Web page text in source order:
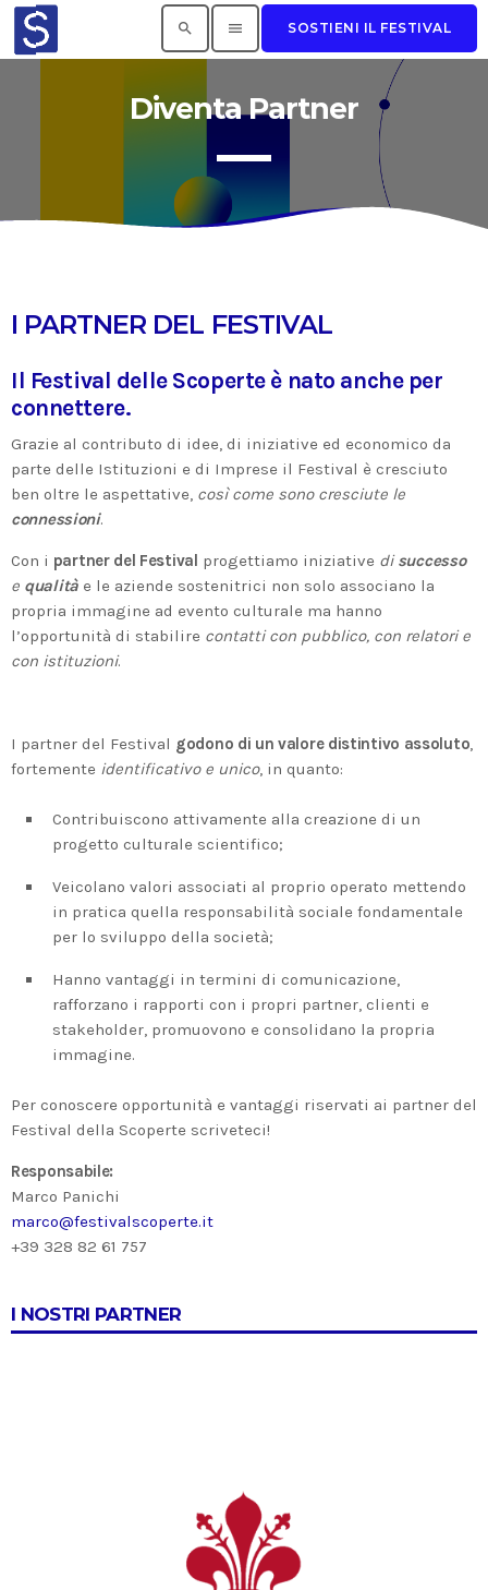
search menu SOSTIENI IL FESTIVAL
Diventa Partner
I PARTNER DEL FESTIVAL
Il Festival delle Scoperte è nato anche per
connettere.
Grazie al contributo di idee, di iniziative ed economico da
parte delle Istituzioni e di Imprese il Festival è cresciuto
ben oltre le aspettative, così come sono cresciute le
connessioni.
Con i partner del Festival progettiamo iniziative disuccesso
e qualitàe le aziende sostenitrici non solo associano la
propria immagine ad evento culturale ma hanno
l’opportunità di stabilire contatti con pubblico, con relatori e
con istituzioni.
I partner del Festival godono di un valore distintivo assoluto
fortemente identificativo e unico, in quanto:
Contribuiscono attivamente alla creazione di un
progetto culturale scientifico;
Veicolano valori associati al proprio operato mettendo
in pratica quella responsabilità sociale fondamentale
per lo sviluppo della società;
Hanno vantaggi in termini di comunicazione,
rafforzano i rapporti con i propri partner, clienti e
stakeholder, promuovono e consolidano la propria
immagine.
Per conoscere opportunità e vantaggi riservati ai partner del
Festival della Scoperte scriveteci!
Responsabile:
Marco Panichi
marco@festivalscoperte.it
+39 328 82 61 757
I NOSTRI PARTNER